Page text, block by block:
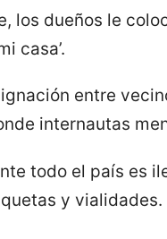
los dueños le
casa’.
entre
internautas
todo el país es
y vialidades.